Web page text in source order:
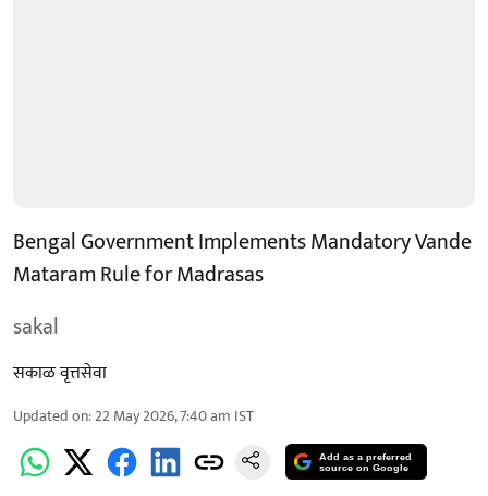
Bengal Government Implements Mandatory Vande
Mataram Rule for Madrasas
sakal
सकाळ वृत्तसेवा
Updated on:22 May 2026, 7:40 am IST
Add as a preferred
source on Google